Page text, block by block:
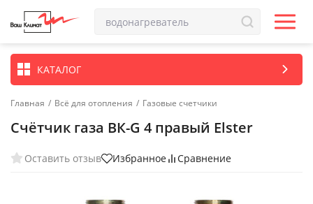
КАТАЛОГ
Главная / Всё для отопления / Газовые счетчики
Счётчик газа ВК-G 4 правый Elster
Оставить отзыв Избранное Сравнение